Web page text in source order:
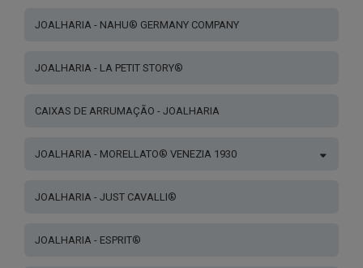
JOALHARIA - NAHU® GERMANY COMPANY
JOALHARIA - LA PETIT STORY®
CAIXAS DE ARRUMAÇÃO - JOALHARIA
JOALHARIA - MORELLATO® VENEZIA 1930
JOALHARIA - JUST CAVALLI®
JOALHARIA - ESPRIT®